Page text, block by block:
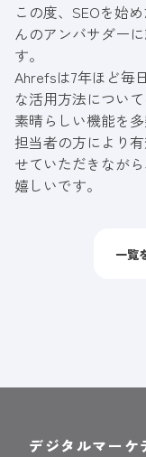
この度、SEOを始
んのアンバサダー
す。
Ahrefsは7年ほど毎
な活用方法につい
素晴らしい機能を
担当者の方により
せていただきなが
嬉しいです。
一覧
デジタルマーケ